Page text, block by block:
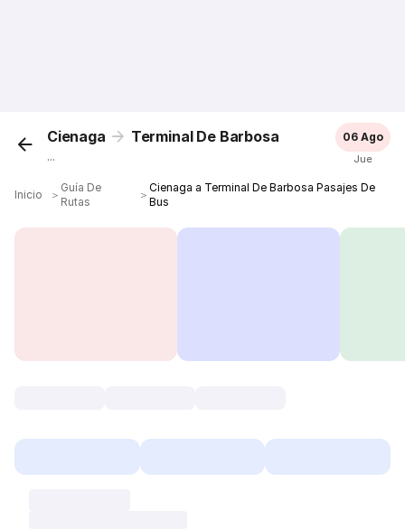
Cienaga Terminal De Barbosa
...
06 Ago
Jue
Inicio ＞
Guía De
Rutas
＞
Cienaga a Terminal De Barbosa Pasajes De
Bus